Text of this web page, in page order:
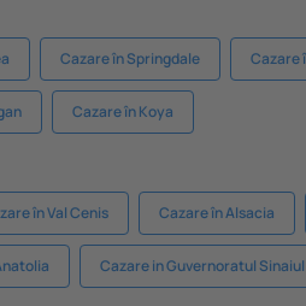
Cazare în Springdale Cazare
Cazare în Koya
în Val Cenis Cazare în Alsacia
Cazare in Guvernoratul